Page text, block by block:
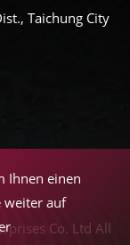
Taichung City
Co. Ltd All
Ihnen einen
weiter auf